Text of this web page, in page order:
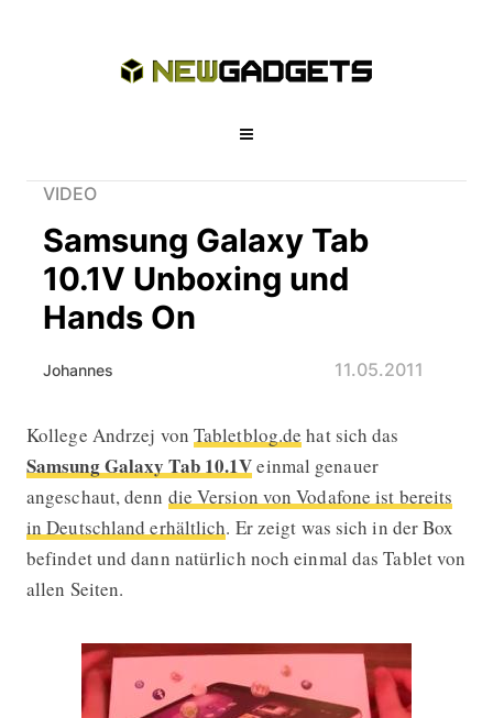
VIDEO
Samsung Galaxy Tab
10.1V Unboxing und
Hands On
Johannes 11.05.2011
Samsung Galaxy Tab 10.1V
Kollege Andrzej von Tabletblog.de hat sich das
Samsung Galaxy Tab 10.1Veinmal genauer
angeschaut, denn die Version von Vodafone ist bereits
in Deutschland erhältlich. Er zeigt was sich in der Box
befindet und dann natürlich noch einmal das Tablet von
allen Seiten.